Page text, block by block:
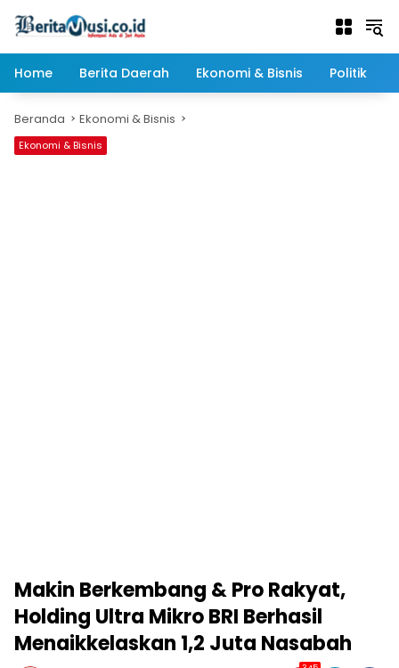
Home
Berita Daerah Ekonomi & Bisnis Politik
Beranda Ekonomi & Bisnis
Ekonomi & Bisnis
Makin Berkembang & Pro Rakyat,
Holding Ultra Mikro BRI Berhasil
Menaikkelaskan 1,2 Juta Nasabah